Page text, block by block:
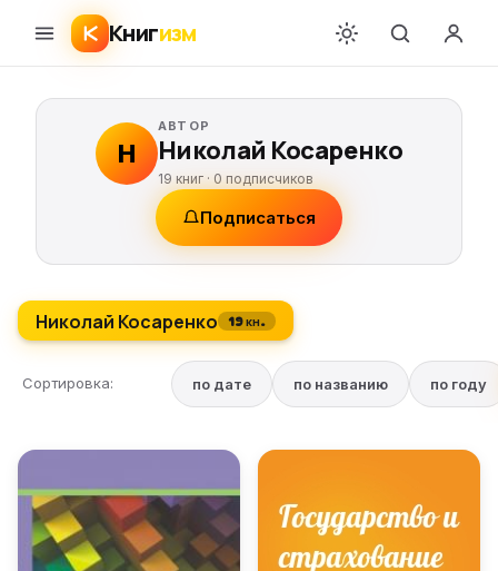
Книгизм
Н
АВТОР
Николай Косаренко
19 книг · 0 подписчиков
Подписаться
Николай Косаренко 19 кн.
Сортировка: по дате по названию по году